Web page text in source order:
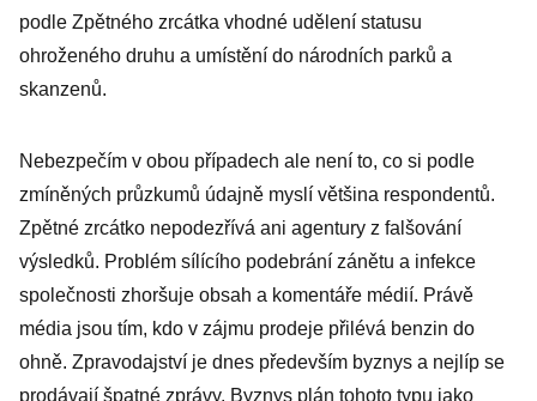
podle Zpětného zrcátka vhodné udělení statusu
ohroženého druhu a umístění do národních parků a
skanzenů.
Nebezpečím v obou případech ale není to, co si podle
zmíněných průzkumů údajně myslí většina respondentů.
Zpětné zrcátko nepodezřívá ani agentury z falšování
výsledků. Problém sílícího podebrání zánětu a infekce
společnosti zhoršuje obsah a komentáře médií. Právě
média jsou tím, kdo v zájmu prodeje přilévá benzin do
ohně. Zpravodajství je dnes především byznys a nejlíp se
prodávají špatné zprávy. Byznys plán tohoto typu jako